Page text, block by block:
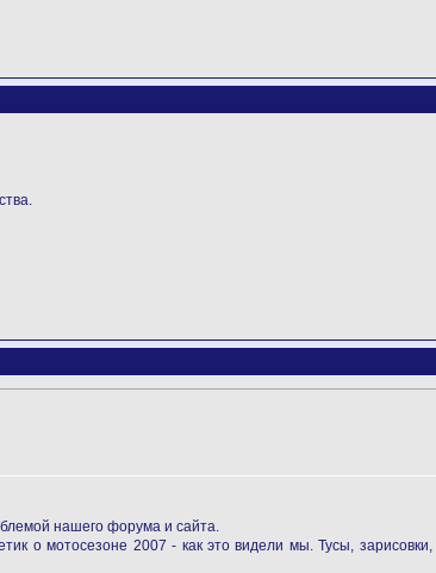
нашего форума и сайта.
о мотосезоне 2007 - как это видели мы. Тусы,